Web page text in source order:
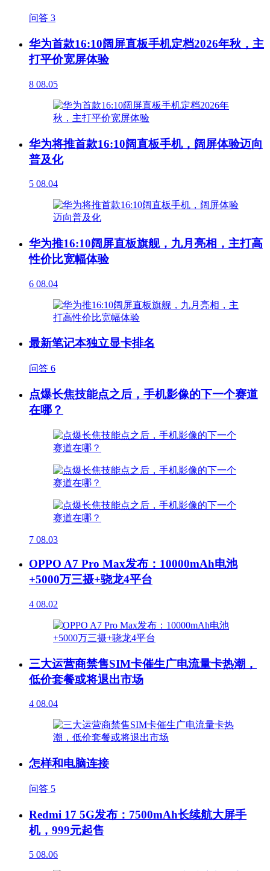
问答 3
华为首款16:10阔屏直板手机定档2026年秋，主
打平价宽屏体验
8 08.05
华为将推首款16:10阔直板手机，阔屏体验迈向
普及化
5 08.04
华为推16:10阔屏直板旗舰，九月亮相，主打高
性价比宽幅体验
6 08.04
最新笔记本独立显卡排名
问答 6
点爆长焦技能点之后，手机影像的下一个赛道
在哪？
7 08.03
OPPO A7 Pro Max发布：10000mAh电池
+5000万三摄+骁龙4平台
4 08.02
三大运营商禁售SIM卡催生广电流量卡热潮，
低价套餐或将退出市场
4 08.04
怎样和电脑连接
问答 5
Redmi 17 5G发布：7500mAh长续航大屏手
机，999元起售
5 08.06